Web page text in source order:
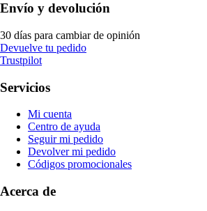
Envío y devolución
30 días para cambiar de opinión
Devuelve tu pedido
Trustpilot
Servicios
Mi cuenta
Centro de ayuda
Seguir mi pedido
Devolver mi pedido
Códigos promocionales
Acerca de